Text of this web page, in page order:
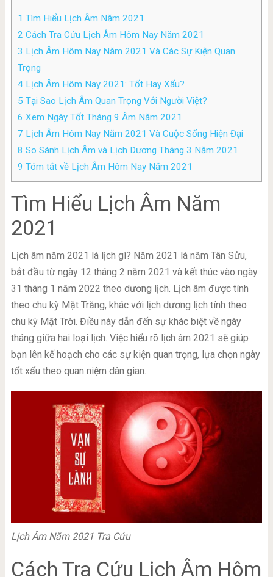
1 Tìm Hiểu Lịch Âm Năm 2021
2 Cách Tra Cứu Lịch Âm Hôm Nay Năm 2021
3 Lịch Âm Hôm Nay Năm 2021 Và Các Sự Kiện Quan
Trọng
4Lịch Âm Hôm Nay 2021: Tốt Hay Xấu?
5 Tại Sao Lịch Âm Quan Trọng Với Người Việt?
6 Xem Ngày Tốt Tháng 9 Âm Năm 2021
7 Lịch Âm Hôm Nay Năm 2021 Và Cuộc Sống Hiện Đại
8 So Sánh Lịch Âm và Lịch Dương Tháng 3 Năm 2021
9 Tóm tắt về Lịch Âm Hôm Nay Năm 2021
Tìm Hiểu Lịch Âm Năm
2021
Lịch âm năm 2021 là lịch gì? Năm 2021 là năm Tân Sửu,
bắt đầu từ ngày 12 tháng 2 năm 2021 và kết thúc vào ngày
31 tháng 1 năm 2022 theo dương lịch. Lịch âm được tính
theo chu kỳ Mặt Trăng, khác với lịch dương lịch tính theo
chu kỳ Mặt Trời. Điều này dẫn đến sự khác biệt về ngày
tháng giữa hai loại lịch. Việc hiểu rõ lịch âm 2021 sẽ giúp
bạn lên kế hoạch cho các sự kiện quan trọng, lựa chọn ngày
tốt xấu theo quan niệm dân gian.
Lịch Âm Năm 2021 Tra Cứu
Cách Tra Cứu Lịch Âm Hôm